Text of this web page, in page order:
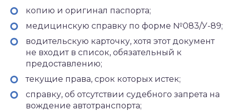
копию и оригинал паспорта;
медицинскую справку по форме №083/У-89;
водительскую карточку, хотя этот документ
не входит в список, обязательный к
предоставлению;
текущие права, срок которых истек;
справку, об отсутствии судебного запрета на
вождение автотранспорта;